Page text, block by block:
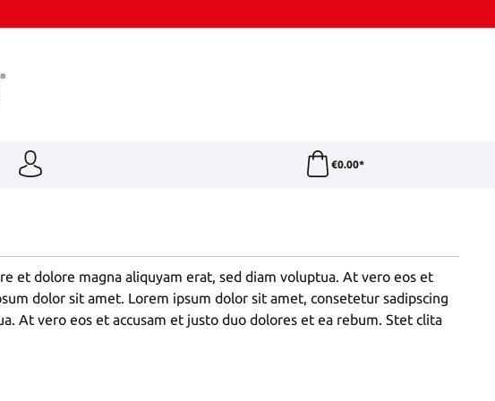
€0.00*
et dolore magna aliquyam erat, sed diam voluptua. At vero eos et
dolor sit amet. Lorem ipsum dolor sit amet, consetetur sadipscing
At vero eos et accusam et justo duo dolores et ea rebum. Stet clita